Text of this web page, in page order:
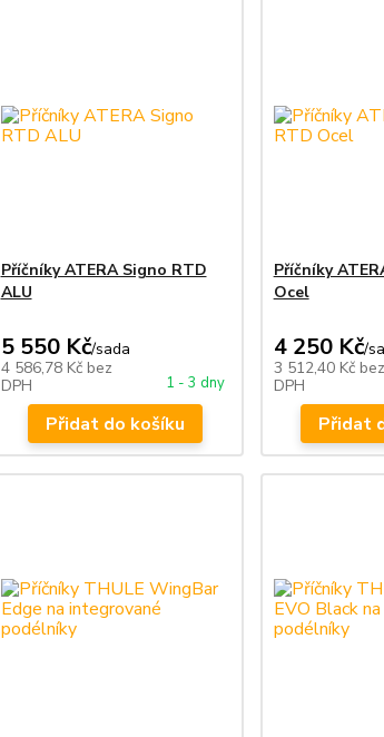
Příčníky ATERA Signo RTD
ALU
5 550 Kč/sada
4 586,78 Kč bez
DPH
1 - 3 dny
Přidat do košíku
Příčníky
Ocel
4 250 Kč/
3 512,40 Kč bez
DPH
Přidat